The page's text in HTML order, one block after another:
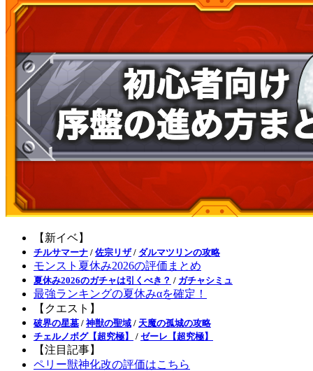
【新イベ】
チルサマーナ / 佐宗リザ/ ダルマツリンの攻略
モンスト夏休み2026の評価まとめ
夏休み2026のガチャは引くべき？ / ガチャシミュ
最強ランキングの夏休みαを確定！
【クエスト】
破界の星墓 / 神獣の聖域 / 天魔の孤城の攻略
チェルノボグ【超究極】
/ ゼーレ【超究極】
【注目記事】
ペリー獣神化改の評価はこちら